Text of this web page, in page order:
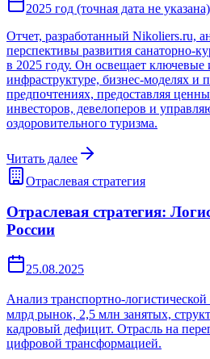
2025 год (точная дата не указана)
Отчет, разработанный Nikoliers.ru,
перспективы развития санаторно-
в 2025 году. Он освещает ключевые
инфраструктуре, бизнес-моделях и
предпочтениях, предоставляя
инвесторов, девелоперов и
оздоровительного туризма.
Читать далее
Отраслевая стратегия
Отраслевая стратегия:
России
25.08.2025
Анализ транспортно-
млрд рынок, 2,5 млн занятых,
кадровый дефицит. Отрасль на
цифровой трансформацией.